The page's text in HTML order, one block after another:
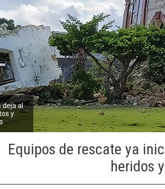
deja al
y
Equipos de rescate ya
heridos